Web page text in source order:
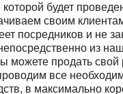
будет
своим
посредников и не
из
продать свой
все
в максимально